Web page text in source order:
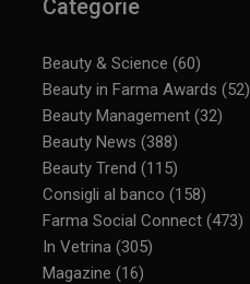
Categorie
Beauty & Science (60)
Beauty in Farma Awards (52)
Beauty Management (32)
Beauty News (388)
Beauty Trend (115)
Consigli al banco (158)
Farma Social Connect (473)
In Vetrina (305)
Magazine (16)